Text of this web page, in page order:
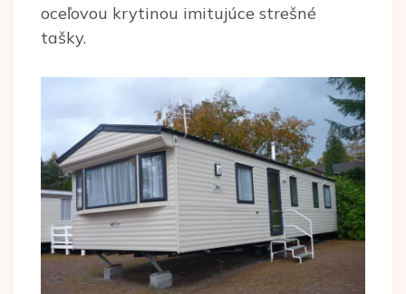
oceľovou krytinou imitujúce strešné
tašky.